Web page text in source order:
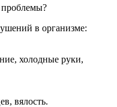
проблемы?
в организме:
холодные руки,
вялость.